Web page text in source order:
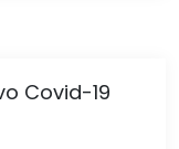
Covid-19